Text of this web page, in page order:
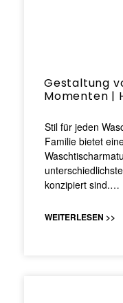
Gestaltung
Momenten |
Stil für jeden
Familie bietet
konzipiert sind.…
WEITERLESEN >>